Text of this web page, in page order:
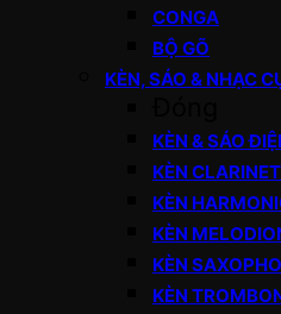
CONGA
BỘ GÕ
KÈN, SÁO & NHẠC
KÈN & SÁO
KÈN CLARINET
KÈN
KÈN
KÈN
KÈN